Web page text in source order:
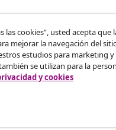
las cookies”, usted acepta que
mejorar la navegación del
estudios para marketing
se utilizan para la
y cookies